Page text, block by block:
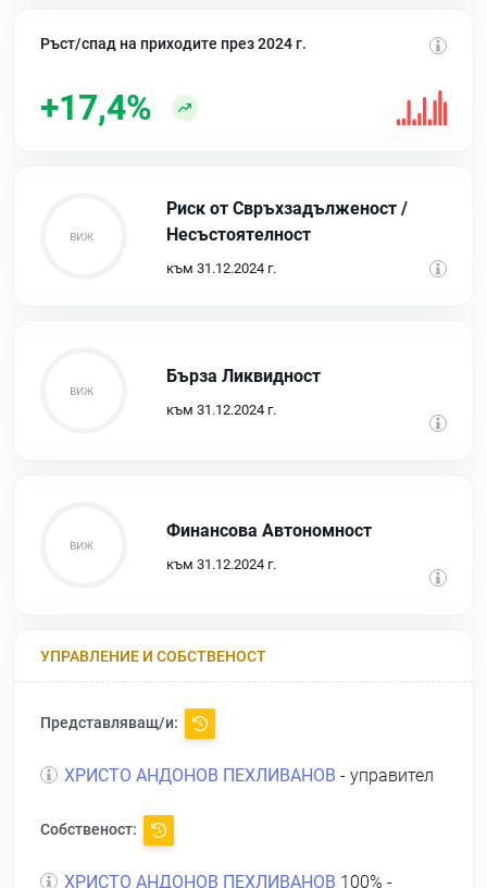
Ръст/спад на приходите през 2024 г.
+17,4%
Риск от Свръхзадълженост /
Несъстоятелност
към 31.12.2024 г.
Бърза Ликвидност
към 31.12.2024 г.
Финансова Автономност
към 31.12.2024 г.
УПРАВЛЕНИЕ И СОБСТВЕНОСТ
Представляващ/и:
ХРИСТО АНДОНОВ ПЕХЛИВАНОВ - управител
Собственост:
ХРИСТО АНДОНОВ ПЕХЛИВАНОВ 100% -